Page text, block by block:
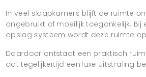
In veel slaapkamers blijft de ruimte
ongebruikt of moeilijk toegankelijk. Bij
opslag systeem wordt deze ruimte
Daardoor ontstaat een praktisch
dat tegelijkertijd een luxe uitstraling